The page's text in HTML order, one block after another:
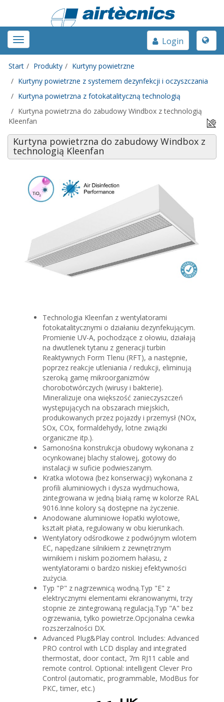
Toggle
navigation
Toggle
Login
Start Produkty
Kurtyny powietrzne
Kurtyny powietrzne z systemem dezynfekcji i oczyszczania
Kurtyna powietrzna z fotokatalityczną technologią
Kurtyna powietrzna do zabudowy Windbox z technologią
Kleenfan
Kurtyna powietrzna do zabudowy Windbox z
technologią Kleenfan
Technologia Kleenfan z wentylatorami
fotokatalitycznymi o działaniu dezynfekującym.
Promienie UV-A, pochodzące z ołowiu, działają
na dwutlenek tytanu z generacji turbin
Reaktywnych Form Tlenu (RFT), a następnie,
poprzez reakcje utleniania / redukcji, eliminują
szeroką gamę mikroorganizmów
chorobotwórczych (wirusy i bakterie).
Mineralizuje ona większość zanieczyszczeń
występujących na obszarach miejskich,
produkowanych przez pojazdy i przemysł (NOx,
SOx, COx, formaldehydy, lotne związki
organiczne itp.).
Samonośna konstrukcja obudowy wykonana z
ocynkowanej blachy stalowej, gotowy do
instalacji w suficie podwieszanym.
Kratka wlotowa (bez konserwacji) wykonana z
profili aluminiowych i dysza wydmuchowa,
zintegrowana w jedną białą ramę w kolorze RAL
9016.Inne kolory są dostępne na życzenie.
Anodowane aluminiowe łopatki wylotowe,
kształt płata, regulowany w obu kierunkach.
Wentylatory odśrodkowe z podwójnym wlotem
EC, napędzane silnikiem z zewnętrznym
wirnikiem i niskim poziomem hałasu, z
wentylatorami o bardzo niskiej efektywności
zużycia.
Typ "P" z nagrzewnicą wodną.Typ "E" z
elektrycznymi elementami ekranowanymi, trzy
stopnie ze zintegrowaną regulacją.Typ "A" bez
ogrzewania, tylko powietrze.Opcjonalna cewka
rozszerzalności DX.
Advanced Plug&Play control. Includes: Advanced
PRO control with LCD display and integrated
thermostat, door contact, 7m RJ11 cable and
remote control. Optional: intelligent Clever Pro
Control (automatic, programmable, ModBus for
PKC, timer, etc.)